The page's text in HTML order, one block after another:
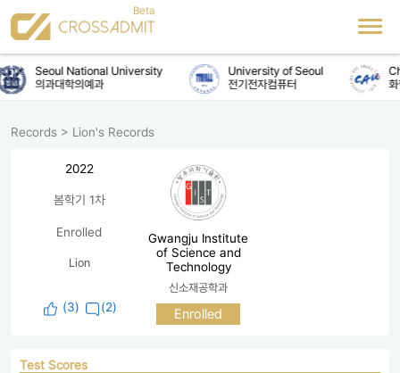
Seoul National University
의과대학의예과
University of Seoul
전기전자컴퓨터
화
Records > Lion's Records
2022
봄학기 1차
Enrolled
Lion
(3) (2)
Gwangju Institute
of Science and
Technology
신소재공학과
Enrolled
Test Scores